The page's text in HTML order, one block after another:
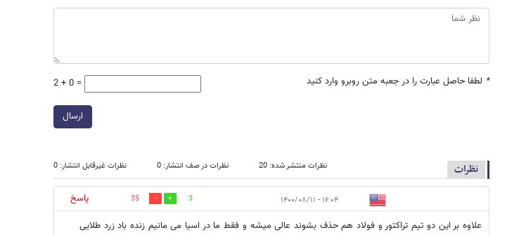
* لطفا حاصل عبارت را در جعبه متن روبرو وارد کنید 2 + 0 =
ارسال
نظرات نظرات منتشر شده: 20 نظرات در صف انتشار: 0 نظرات غیرقابل انتشار: 0
۱۶:۰۴ - ۱۴۰۰/۰۸/۱۱ 3
35
پاسخ
علاوه بر این دو تیم تراکتور و فولاد هم حذف بشوند عالی میشه و فقط ما در اسیا می مانیم زنده باد زرد طلایی